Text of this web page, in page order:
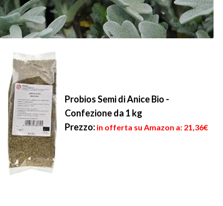
Probios Semi di Anice Bio -
Confezione da 1 kg
Prezzo: in offerta su Amazon a: 21,36€